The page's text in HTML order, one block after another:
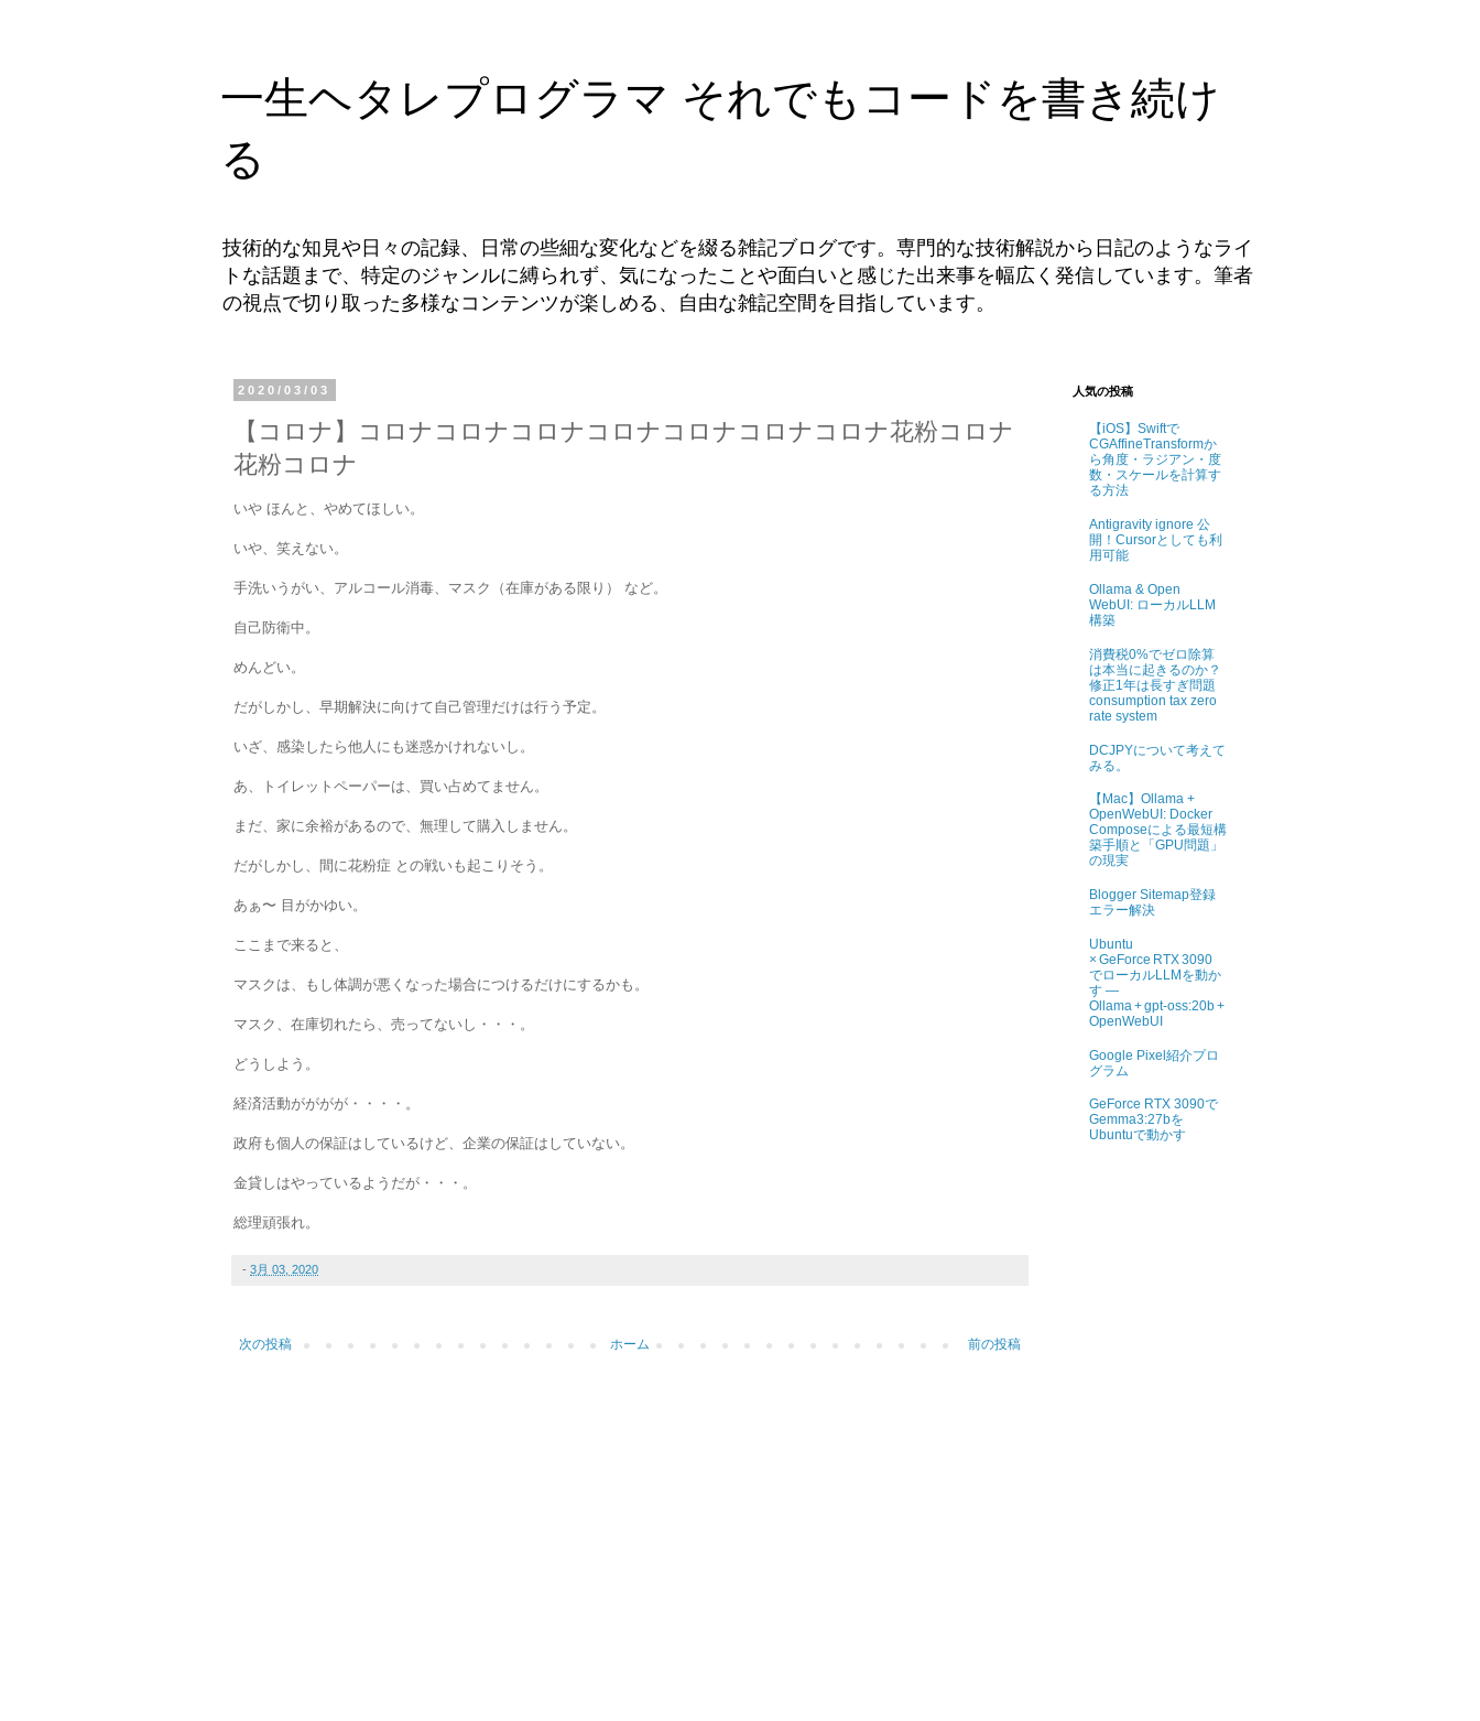
一生ヘタレプログラマ それでもコードを書き続け
る
技術的な知見や日々の記録、日常の些細な変化などを綴る雑記ブログです。専門的な技術解説から日記のようなライ
トな話題まで、特定のジャンルに縛られず、気になったことや面白いと感じた出来事を幅広く発信しています。筆者
の視点で切り取った多様なコンテンツが楽しめる、自由な雑記空間を目指しています。
2020/03/03
【コロナ】コロナコロナコロナコロナコロナコロナコロナ花粉コロナ
花粉コロナ
いや ほんと、やめてほしい。
いや、笑えない。
手洗いうがい、アルコール消毒、マスク（在庫がある限り） など。
自己防衛中。
めんどい。
だがしかし、早期解決に向けて自己管理だけは行う予定。
いざ、感染したら他人にも迷惑かけれないし。
あ、トイレットペーパーは、買い占めてません。
まだ、家に余裕があるので、無理して購入しません。
だがしかし、間に花粉症 との戦いも起こりそう。
あぁ〜 目がかゆい。
ここまで来ると、
マスクは、もし体調が悪くなった場合につけるだけにするかも。
マスク、在庫切れたら、売ってないし・・・。
どうしよう。
経済活動がががが・・・・。
政府も個人の保証はしているけど、企業の保証はしていない。
金貸しはやっているようだが・・・。
総理頑張れ。
- 3月 03, 2020
次の投稿 前の投稿
ホーム
人気の投稿
【iOS】Swiftで
CGAffineTransformか
ら角度・ラジアン・度
数・スケールを計算す
る方法
Antigravity ignore 公
開！Cursorとしても利
用可能
Ollama & Open
WebUI: ローカルLLM
構築
消費税0%でゼロ除算
は本当に起きるのか？
修正1年は長すぎ問題
consumption tax zero
rate system
DCJPYについて考えて
みる。
【Mac】Ollama +
OpenWebUI: Docker
Composeによる最短構
築手順と「GPU問題」
の現実
Blogger Sitemap登録
エラー解決
Ubuntu
× GeForce RTX 3090
でローカルLLMを動か
す ―
Ollama + gpt‑oss:20b +
OpenWebUI
Google Pixel紹介プロ
グラム
GeForce RTX 3090で
Gemma3:27bを
Ubuntuで動かす